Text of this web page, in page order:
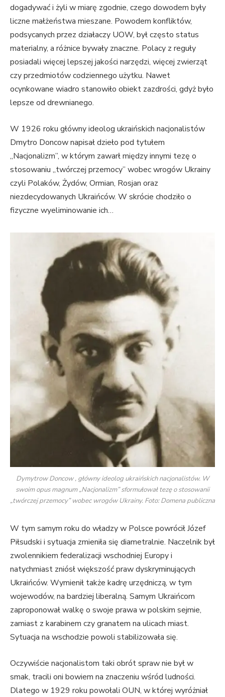
dogadywać i żyli w miarę zgodnie, czego dowodem były
liczne małżeństwa mieszane. Powodem konfliktów,
podsycanych przez działaczy UOW, był często status
materialny, a różnice bywały znaczne. Polacy z reguły
posiadali więcej lepszej jakości narzędzi, więcej zwierząt
czy przedmiotów codziennego użytku. Nawet
ocynkowane wiadro stanowiło obiekt zazdrości, gdyż było
lepsze od drewnianego.
W 1926 roku główny ideolog ukraińskich nacjonalistów
Dmytro Doncow napisał dzieło pod tytułem
„Nacjonalizm”, w którym zawarł między innymi tezę o
stosowaniu „twórczej przemocy” wobec wrogów Ukrainy
czyli Polaków, Żydów, Ormian, Rosjan oraz
niezdecydowanych Ukraińców. W skrócie chodziło o
fizyczne wyeliminowanie ich…
Dymytrow Doncow , główny ideolog ukraińskich nacjonalistów. W
swoim opus magnum „Nacjonalizm” sformułował tezę o stosowanii
„twórczej przemocy” wobec wrogów Ukrainy. Foto: Domena publiczna
W tym samym roku do władzy w Polsce powrócił Józef
Piłsudski i sytuacja zmieniła się diametralnie. Naczelnik był
zwolennikiem federalizacji wschodniej Europy i
natychmiast zniósł większość praw dyskryminujących
Ukraińców. Wymienił także kadrę urzędniczą, w tym
wojewodów, na bardziej liberalną. Samym Ukraińcom
zaproponował walkę o swoje prawa w polskim sejmie,
zamiast z karabinem czy granatem na ulicach miast.
Sytuacja na wschodzie powoli stabilizowała się.
Oczywiście nacjonalistom taki obrót spraw nie był w
smak, tracili oni bowiem na znaczeniu wśród ludności.
Dlatego w 1929 roku powołali OUN, w której wyróżniał